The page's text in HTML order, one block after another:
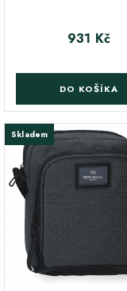
Cena
931 Kč
DO KOŠÍKA
Skladem